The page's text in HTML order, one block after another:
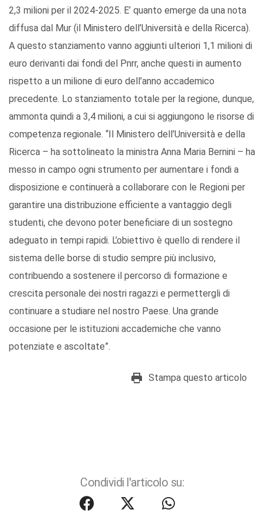
2,3 milioni per il 2024-2025. E’ quanto emerge da una nota
diffusa dal Mur (il Ministero dell’Università e della Ricerca).
A questo stanziamento vanno aggiunti ulteriori 1,1 milioni di
euro derivanti dai fondi del Pnrr, anche questi in aumento
rispetto a un milione di euro dell’anno accademico
precedente. Lo stanziamento totale per la regione, dunque,
ammonta quindi a 3,4 milioni, a cui si aggiungono le risorse di
competenza regionale. “Il Ministero dell’Università e della
Ricerca – ha sottolineato la ministra Anna Maria Bernini – ha
messo in campo ogni strumento per aumentare i fondi a
disposizione e continuerà a collaborare con le Regioni per
garantire una distribuzione efficiente a vantaggio degli
studenti, che devono poter beneficiare di un sostegno
adeguato in tempi rapidi. L’obiettivo è quello di rendere il
sistema delle borse di studio sempre più inclusivo,
contribuendo a sostenere il percorso di formazione e
crescita personale dei nostri ragazzi e permettergli di
continuare a studiare nel nostro Paese. Una grande
occasione per le istituzioni accademiche che vanno
potenziate e ascoltate”.
Stampa questo articolo
Condividi l'articolo su: